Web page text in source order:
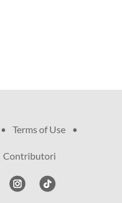
• Terms of Use
•
Contributori